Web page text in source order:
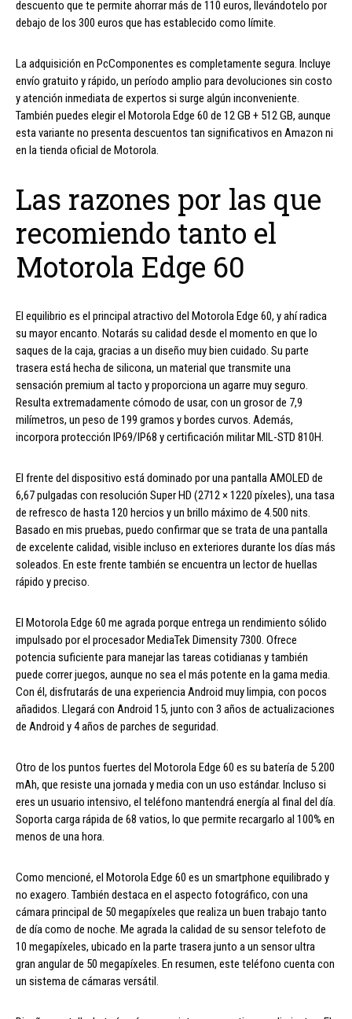
descuento que te permite ahorrar más de 110 euros, llevándotelo por
debajo de los 300 euros que has establecido como límite.
La adquisición en PcComponentes es completamente segura. Incluye
envío gratuito y rápido, un período amplio para devoluciones sin costo
y atención inmediata de expertos si surge algún inconveniente.
También puedes elegir el Motorola Edge 60 de 12 GB + 512 GB, aunque
esta variante no presenta descuentos tan significativos en Amazon ni
en la tienda oficial de Motorola.
Las razones por las que
recomiendo tanto el
Motorola Edge 60
El equilibrio es el principal atractivo del Motorola Edge 60, y ahí radica
su mayor encanto. Notarás su calidad desde el momento en que lo
saques de la caja, gracias a un diseño muy bien cuidado. Su parte
trasera está hecha de silicona, un material que transmite una
sensación premium al tacto y proporciona un agarre muy seguro.
Resulta extremadamente cómodo de usar, con un grosor de 7,9
milímetros, un peso de 199 gramos y bordes curvos. Además,
incorpora protección IP69/IP68 y certificación militar MIL-STD 810H.
El frente del dispositivo está dominado por una pantalla AMOLED de
6,67 pulgadas con resolución Super HD (2712 × 1220 píxeles), una tasa
de refresco de hasta 120 hercios y un brillo máximo de 4.500 nits.
Basado en mis pruebas, puedo confirmar que se trata de una pantalla
de excelente calidad, visible incluso en exteriores durante los días más
soleados. En este frente también se encuentra un lector de huellas
rápido y preciso.
El Motorola Edge 60 me agrada porque entrega un rendimiento sólido
impulsado por el procesador MediaTek Dimensity 7300. Ofrece
potencia suficiente para manejar las tareas cotidianas y también
puede correr juegos, aunque no sea el más potente en la gama media.
Con él, disfrutarás de una experiencia Android muy limpia, con pocos
añadidos. Llegará con Android 15, junto con 3 años de actualizaciones
de Android y 4 años de parches de seguridad.
Otro de los puntos fuertes del Motorola Edge 60 es su batería de 5.200
mAh, que resiste una jornada y media con un uso estándar. Incluso si
eres un usuario intensivo, el teléfono mantendrá energía al final del día.
Soporta carga rápida de 68 vatios, lo que permite recargarlo al 100% en
menos de una hora.
Como mencioné, el Motorola Edge 60 es un smartphone equilibrado y
no exagero. También destaca en el aspecto fotográfico, con una
cámara principal de 50 megapíxeles que realiza un buen trabajo tanto
de día como de noche. Me agrada la calidad de su sensor telefoto de
10 megapíxeles, ubicado en la parte trasera junto a un sensor ultra
gran angular de 50 megapíxeles. En resumen, este teléfono cuenta con
un sistema de cámaras versátil.